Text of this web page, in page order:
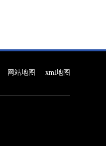
网站地图 xml地图